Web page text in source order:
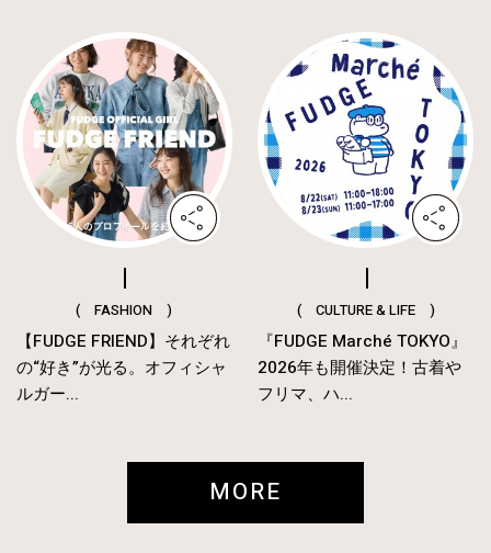
( FASHION )
【FUDGE FRIEND】それぞれ
の“好き”が光る。オフィシャ
ルガー...
( CULTURE & LIFE )
『FUDGE Marché TOKYO』
2026年も開催決定！古着や
フリマ、ハ...
MORE